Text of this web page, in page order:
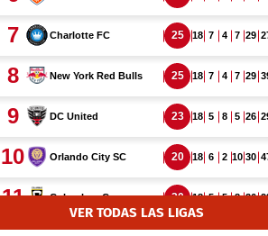
VER TODAS LAS LIGAS